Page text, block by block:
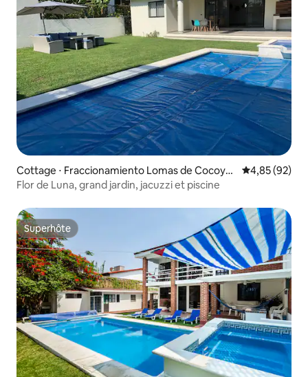
Cottage ⋅ Fraccionamiento Lomas de Cocoyo
c
Évaluation
4,85 (92)
Flor de Luna, grand jardin, jacuzzi et piscine
Superhôte
Superhôte